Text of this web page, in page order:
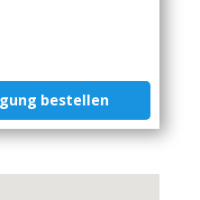
bestellen